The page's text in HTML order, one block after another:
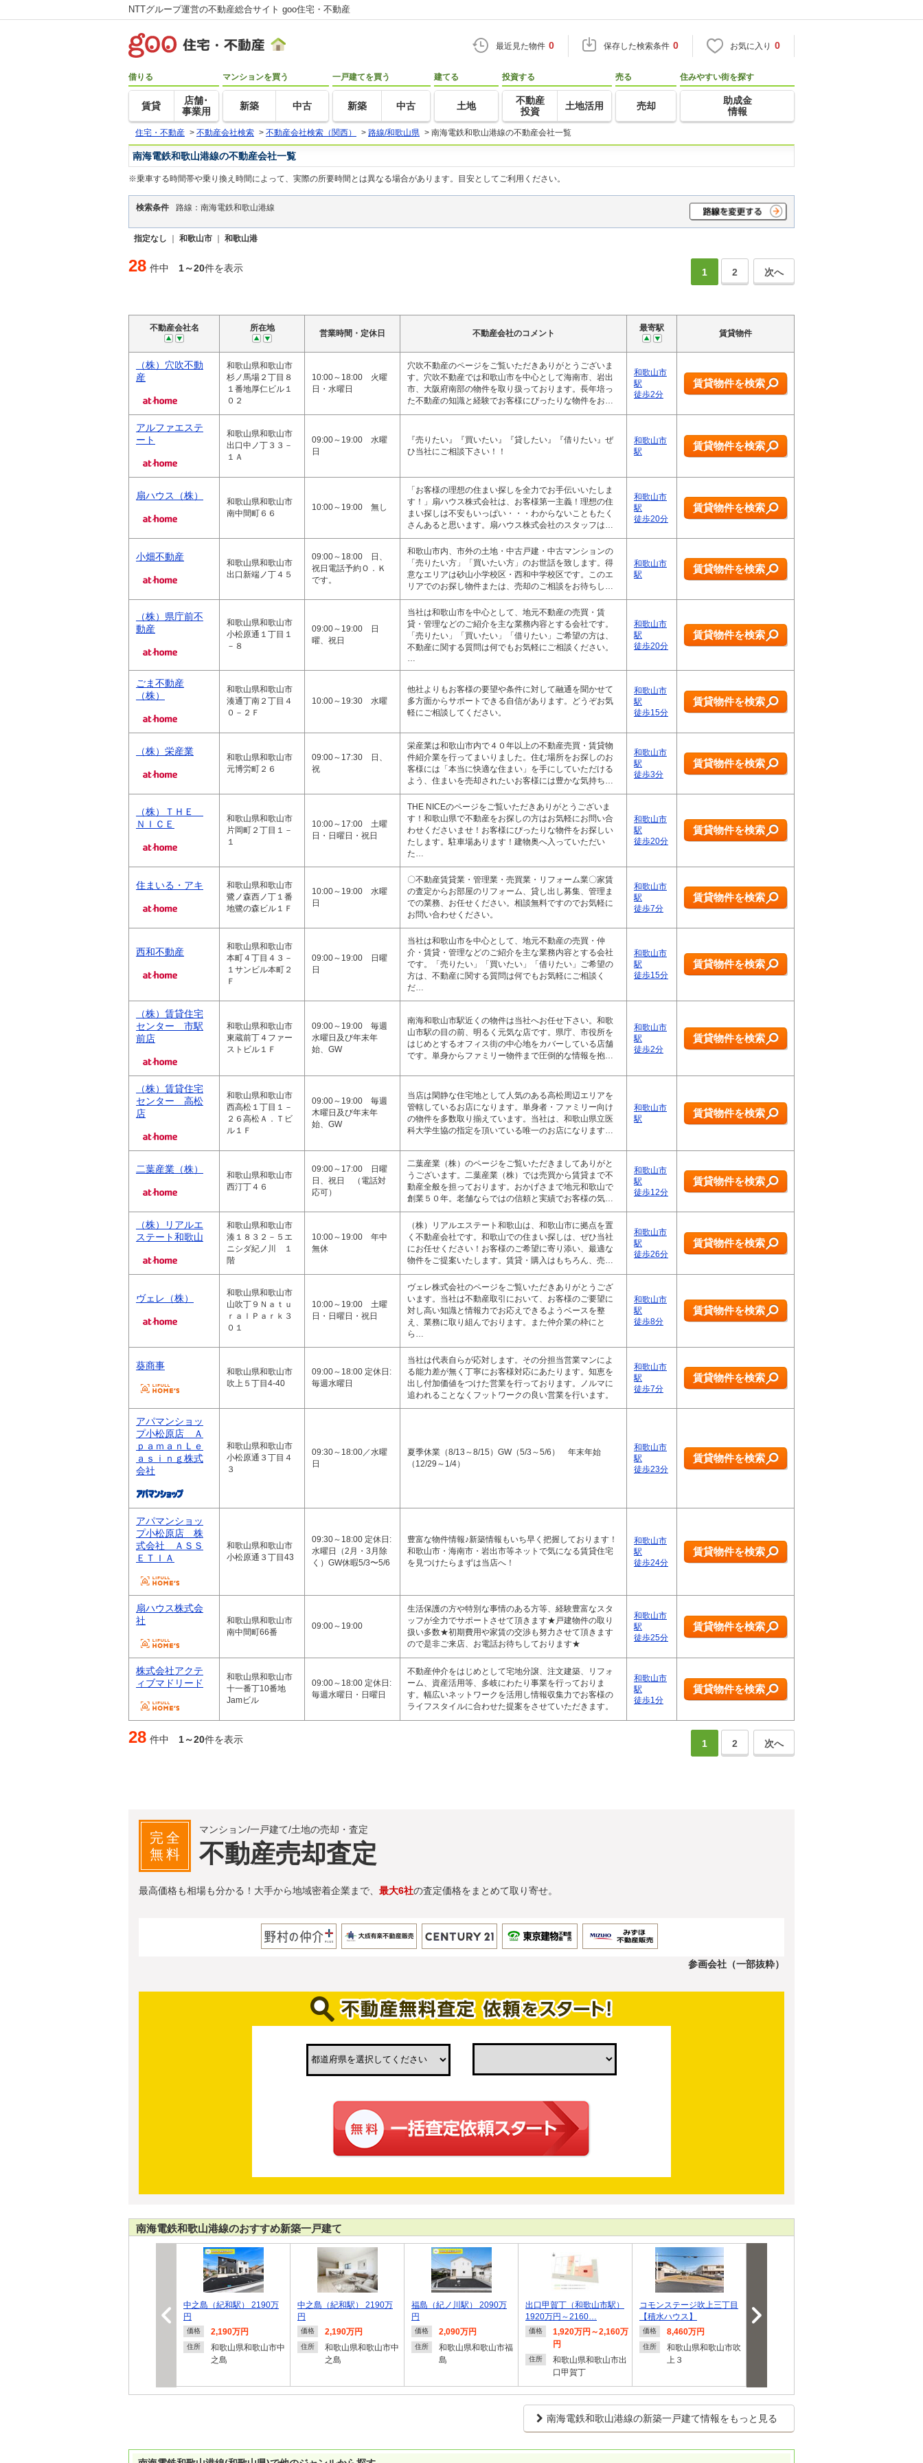
NTTグループ運営の不動産総合サイト goo住宅・不動産
最近見た物件 0 保存した検索条件 0 お気に入り 0
借りる
賃貸
店舗･
事業用
マンションを買う
新築 中古
一戸建てを買う
新築 中古
建てる
土地
投資する
不動産
投資
土地活用
売る
売却
住みやすい街を探す
助成金
情報
住宅・不動産 > 不動産会社検索 > 不動産会社検索（関西） > 路線/和歌山県 > 南海電鉄和歌山港線の不動産会社一覧
南海電鉄和歌山港線の不動産会社一覧
※乗車する時間帯や乗り換え時間によって、実際の所要時間とは異なる場合があります。目安としてご利用ください。
検索条件 路線：南海電鉄和歌山港線
指定なし ｜ 和歌山市 ｜ 和歌山港
28 件中 1～20件を表示 1 2 次へ
不動産会社名 所在地
営業時間・定休日 不動産会社のコメント
最寄駅
賃貸物件
（株）穴吹不動
産
和歌山県和歌山市
杉ノ馬場２丁目８
１番地厚仁ビル１
０２
10:00～18:00 火曜
日・水曜日
穴吹不動産のページをご覧いただきありがとうございま
す。穴吹不動産では和歌山市を中心として海南市、岩出
市、大阪府南部の物件を取り扱っております。長年培っ
た不動産の知識と経験でお客様にぴったりな物件をお…
和歌山市
駅
徒歩2分
賃貸物件を検索
アルファエステ
ート
和歌山県和歌山市
出口中ノ丁３３－
１Ａ
09:00～19:00 水曜
日
『売りたい』『買いたい』『貸したい』『借りたい』ぜ
ひ当社にご相談下さい！！
和歌山市
駅
賃貸物件を検索
扇ハウス（株）
和歌山県和歌山市
南中間町６６
10:00～19:00 無し
「お客様の理想の住まい探しを全力でお手伝いいたしま
す！」扇ハウス株式会社は、お客様第一主義！理想の住
まい探しは不安もいっぱい・・・わからないこともたく
さんあると思います。扇ハウス株式会社のスタッフは…
和歌山市
駅
徒歩20分
賃貸物件を検索
小畑不動産
和歌山県和歌山市
出口新端ノ丁４５
09:00～18:00 日、
祝日電話予約Ｏ．Ｋ
です。
和歌山市内、市外の土地・中古戸建・中古マンションの
「売りたい方」「買いたい方」のお世話を致します。得
意なエリアは砂山小学校区・西和中学校区です。このエ
リアでのお探し物件または、売却のご相談をお待ちし…
和歌山市
駅
賃貸物件を検索
（株）県庁前不
動産
和歌山県和歌山市
小松原通１丁目１
－８
09:00～19:00 日
曜、祝日
当社は和歌山市を中心として、地元不動産の売買・賃
貸・管理などのご紹介を主な業務内容とする会社です。
「売りたい」「買いたい」「借りたい」ご希望の方は、
不動産に関する質問は何でもお気軽にご相談ください。
…
和歌山市
駅
徒歩20分
賃貸物件を検索
ごま不動産
（株）
和歌山県和歌山市
湊通丁南２丁目４
０－２Ｆ
10:00～19:30 水曜
他社よりもお客様の要望や条件に対して融通を聞かせて
多方面からサポートできる自信があります。どうぞお気
軽にご相談してください。
和歌山市
駅
徒歩15分
賃貸物件を検索
（株）栄産業
和歌山県和歌山市
元博労町２６
09:00～17:30 日、
祝
栄産業は和歌山市内で４０年以上の不動産売買・賃貸物
件紹介業を行ってまいりました。住む場所をお探しのお
客様には「本当に快適な住まい」を手にしていただける
よう、住まいを売却されたいお客様には豊かな気持ち…
和歌山市
駅
徒歩3分
賃貸物件を検索
（株）ＴＨＥ
ＮＩＣＥ
和歌山県和歌山市
片岡町２丁目１－
１
10:00～17:00 土曜
日・日曜日・祝日
THE NICEのページをご覧いただきありがとうございま
す！和歌山県で不動産をお探しの方はお気軽にお問い合
わせくださいませ！お客様にぴったりな物件をお探しい
たします。駐車場あります！建物奥へ入っていただい
た…
和歌山市
駅
徒歩20分
賃貸物件を検索
住まいる・アキ
和歌山県和歌山市
鷺ノ森西ノ丁１番
地鷺の森ビル１Ｆ
10:00～19:00 水曜
日
〇不動産賃貸業・管理業・売買業・リフォーム業〇家賃
の査定からお部屋のリフォーム、貸し出し募集、管理ま
での業務、お任せください。相談無料ですのでお気軽に
お問い合わせください。
和歌山市
駅
徒歩7分
賃貸物件を検索
西和不動産
和歌山県和歌山市
本町４丁目４３－
１サンビル本町２
Ｆ
09:00～19:00 日曜
日
当社は和歌山市を中心として、地元不動産の売買・仲
介・賃貸・管理などのご紹介を主な業務内容とする会社
です。「売りたい」「買いたい」「借りたい」ご希望の
方は、不動産に関する質問は何でもお気軽にご相談く
だ…
和歌山市
駅
徒歩15分
賃貸物件を検索
（株）賃貸住宅
センター 市駅
前店
和歌山県和歌山市
東蔵前丁４ファー
ストビル１Ｆ
09:00～19:00 毎週
水曜日及び年末年
始、GW
南海和歌山市駅近くの物件は当社へお任せ下さい。和歌
山市駅の目の前、明るく元気な店です。県庁、市役所を
はじめとするオフィス街の中心地をカバーしている店舗
です。単身からファミリー物件まで圧倒的な情報を抱…
和歌山市
駅
徒歩2分
賃貸物件を検索
（株）賃貸住宅
センター 高松
店
和歌山県和歌山市
西高松１丁目１－
２６高松Ａ．Ｔビ
ル１Ｆ
09:00～19:00 毎週
木曜日及び年末年
始、GW
当店は閑静な住宅地として人気のある高松周辺エリアを
管轄しているお店になります。単身者・ファミリー向け
の物件を多数取り揃えています。当社は、和歌山県立医
科大学生協の指定を頂いている唯一のお店になります…
和歌山市
駅
賃貸物件を検索
二葉産業（株）
和歌山県和歌山市
西汀丁４６
09:00～17:00 日曜
日、祝日 （電話対
応可）
二葉産業（株）のページをご覧いただきましてありがと
うございます。二葉産業（株）では売買から賃貸まで不
動産全般を担っております。おかげさまで地元和歌山で
創業５０年。老舗ならではの信頼と実績でお客様の気…
和歌山市
駅
徒歩12分
賃貸物件を検索
（株）リアルエ
ステート和歌山
和歌山県和歌山市
湊１８３２－５エ
ニシダ紀ノ川 １
階
10:00～19:00 年中
無休
（株）リアルエステート和歌山は、和歌山市に拠点を置
く不動産会社です。和歌山での住まい探しは、ぜひ当社
にお任せください！お客様のご希望に寄り添い、最適な
物件をご提案いたします。賃貸・購入はもちろん、売…
和歌山市
駅
徒歩26分
賃貸物件を検索
ヴェレ（株）
和歌山県和歌山市
山吹丁９Ｎａｔｕ
ｒａｌＰａｒｋ３
０１
10:00～19:00 土曜
日・日曜日・祝日
ヴェレ株式会社のページをご覧いただきありがとうござ
います。当社は不動産取引において、お客様のご要望に
対し高い知識と情報力でお応えできるようベースを整
え、業務に取り組んでおります。また仲介業の枠にと
ら…
和歌山市
駅
徒歩8分
賃貸物件を検索
葵商事
和歌山県和歌山市
吹上５丁目4-40
09:00～18:00 定休日:
毎週水曜日
当社は代表自らが応対します。その分担当営業マンによ
る能力差が無く丁寧にお客様対応にあたります。知恵を
出し付加価値をつけた営業を行っております。ノルマに
追われることなくフットワークの良い営業を行います。
和歌山市
駅
徒歩7分
賃貸物件を検索
アパマンショッ
プ小松原店 Ａ
ｐａｍａｎＬｅ
ａｓｉｎｇ株式
会社
和歌山県和歌山市
小松原通３丁目４
３
09:30～18:00／水曜
日
夏季休業（8/13～8/15）GW（5/3～5/6） 年末年始
（12/29～1/4）
和歌山市
駅
徒歩23分
賃貸物件を検索
アパマンショッ
プ小松原店 株
式会社 ＡＳＳ
ＥＴＩＡ
和歌山県和歌山市
小松原通３丁目43
09:30～18:00 定休日:
水曜日（2月・3月除
く）GW休暇5/3〜5/6
豊富な物件情報♪新築情報もいち早く把握しております！
和歌山市・海南市・岩出市等ネットで気になる賃貸住宅
を見つけたらまずは当店へ！
和歌山市
駅
徒歩24分
賃貸物件を検索
扇ハウス株式会
社
和歌山県和歌山市
南中間町66番
09:00～19:00
生活保護の方や特別な事情のある方等、経験豊富なスタ
ッフが全力でサポートさせて頂きます★戸建物件の取り
扱い多数★初期費用や家賃の交渉も努力させて頂きます
ので是非ご来店、お電話お待ちしております★
和歌山市
駅
徒歩25分
賃貸物件を検索
株式会社アクテ
ィブマドリード
和歌山県和歌山市
十一番丁10番地
Jamビル
09:00～18:00 定休日:
毎週水曜日・日曜日
不動産仲介をはじめとして宅地分譲、注文建築、リフォ
ーム、資産活用等、多岐にわたり事業を行っておりま
す。幅広いネットワークを活用し情報収集力でお客様の
ライフスタイルに合わせた提案をさせていただきます。
和歌山市
駅
徒歩1分
賃貸物件を検索
28 件中 1～20件を表示 1 2 次へ
完全
無料
マンション/一戸建て/土地の売却・査定
不動産売却査定
最高価格も相場も分かる！大手から地域密着企業まで、 最大6社の査定価格をまとめて取り寄せ。
参画会社（一部抜粋）
南海電鉄和歌山港線のおすすめ新築一戸建て
中之島（紀和駅） 2190万
円
価格 2,190万円
住所
和歌山県和歌山市中
之島
中之島（紀和駅） 2190万
円
価格 2,190万円
住所
和歌山県和歌山市中
之島
福島（紀ノ川駅） 2090万
円
価格 2,090万円
住所
和歌山県和歌山市福
島
出口甲賀丁（和歌山市駅）
1920万円～2160…
価格
1,920万円～2,160万
円
住所
和歌山県和歌山市出
口甲賀丁
コモンステージ吹上三丁目
【積水ハウス】
価格 8,460万円
住所
和歌山県和歌山市吹
上３
丁北【積水ハウ…
南海電鉄和歌山港線の新築一戸建て情報をもっと見る